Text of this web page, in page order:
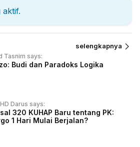
aktif.
selengkapnya
Tasnim says:
Budi dan Paradoks Logika
Darus says:
320 KUHAP Baru tentang PK:
1 Hari Mulai Berjalan?